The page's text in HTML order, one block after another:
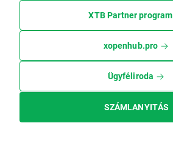
XTB Partner program
xopenhub.pro
Ügyféliroda
SZÁMLANYITÁS